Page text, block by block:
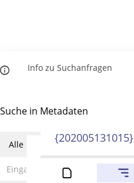
Letzte Trefferliste
Zuletzt gesucht
Info zu Suchanfragen
Suche in Metadaten
Titelindex
{202005131015}